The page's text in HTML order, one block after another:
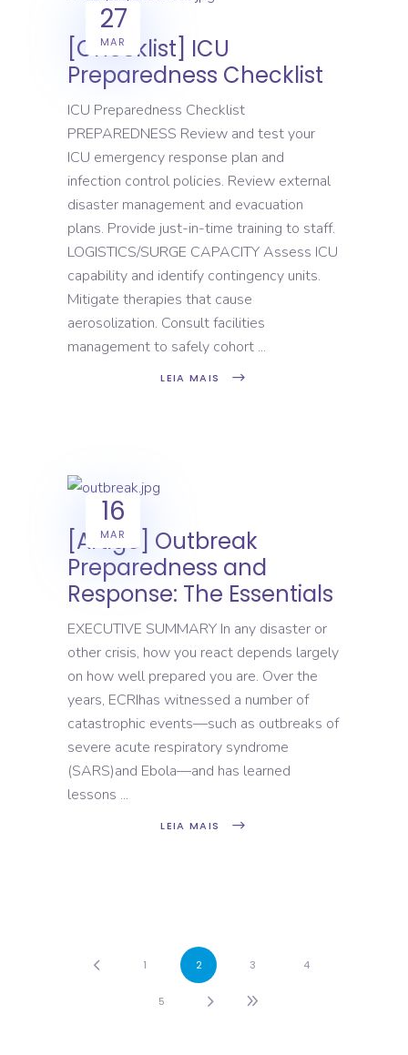
27
MAR
[Checklist] ICU
Preparedness Checklist
ICU Preparedness Checklist
PREPAREDNESS Review and test your
ICU emergency response plan and
infection control policies. Review external
disaster management and evacuation
plans. Provide just-in-time training to staff.
LOGISTICS/SURGE CAPACITY Assess ICU
capability and identify contingency units.
Mitigate therapies that cause
aerosolization. Consult facilities
management to safely cohort
LEIA MAIS
16
MAR
[Artigo] Outbreak
Preparedness and
Response: The Essentials
EXECUTIVE SUMMARY In any disaster or
other crisis, how you react depends largely
on how well prepared you are. Over the
years, ECRIhas witnessed a number of
catastrophic events—such as outbreaks of
severe acute respiratory syndrome
(SARS)and Ebola—and has learned
lessons
LEIA MAIS
1 2 3 4
5